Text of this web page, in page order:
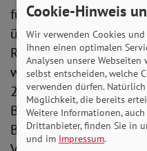
fürchten sie, bei
überlebenswichtiger
Ressourcen (Triage)
werden. Mit seinem
2021 (BVerfG 1 BvR
Behinderung pauschal
Cookie-Hinweis
Wir verwenden Cookies
Ihnen einen optimalen
Analysen unsere Webseiten
selbst entscheiden, welche
verwenden dürfen.
Möglichkeit, die bereits
Weitere Informationen,
Drittanbieter, finden Sie in
und im Impressum.